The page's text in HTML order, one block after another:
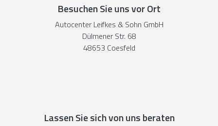
Besuchen Sie uns vor Ort
Autocenter Leifkes & Sohn GmbH
Dülmener Str. 68
48653 Coesfeld
Lassen Sie sich von uns beraten